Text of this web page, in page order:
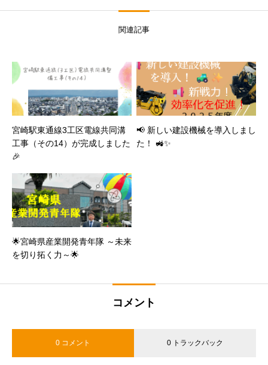
関連記事
宮崎駅東通線3工区電線共同溝
工事（その14）が完成しました
🎉
📢 新しい建設機械を導入しまし
た！ 🚜✨
🌟宮崎県産業開発青年隊 ～未来
を切り拓く力～🌟
コメント
0 コメント 0 トラックバック